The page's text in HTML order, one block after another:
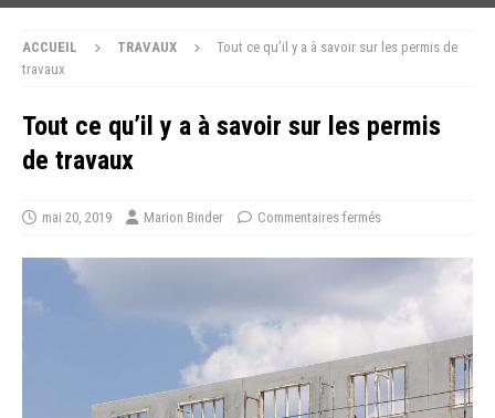
ACCUEIL TRAVAUX
Tout ce qu’il y a à savoir sur les permis de
travaux
Tout ce qu’il y a à savoir sur les permis
de travaux
mai 20, 2019 Marion Binder Commentaires fermés